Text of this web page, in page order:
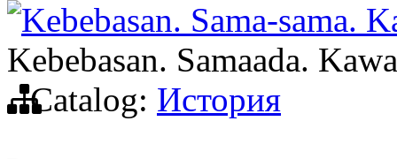
Kebebasan. Sama-sama.
Kebebasan. Samaada.
Catalog: История